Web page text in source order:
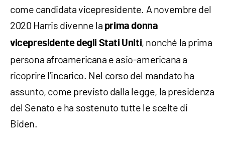
come candidata vicepresidente. A novembre del
2020 Harris divenne la prima donna
vicepresidente degli Stati Uniti, nonché la prima
persona afroamericana e asio-americana a
ricoprire l’incarico. Nel corso del mandato ha
assunto, come previsto dalla legge, la presidenza
del Senato e ha sostenuto tutte le scelte di
Biden.